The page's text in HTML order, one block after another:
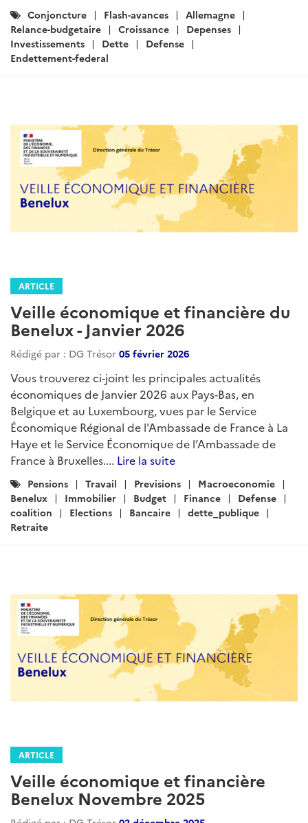
Catégories
:
Conjoncture Flash-avances
Allemagne
Relance-budgetaire
Croissance
Depenses
Investissements
Dette
Defense
Endettement-federal
ARTICLE
Veille économique et financière du
Benelux - Janvier 2026
Rédigé par : DG Trésor 05 février 2026
Vous trouverez ci-joint les principales actualités
économiques de Janvier 2026 aux Pays-Bas, en
Belgique et au Luxembourg, vues par le Service
Économique Régional de l'Ambassade de France à La
Haye et le Service Économique de l’Ambassade de
France à Bruxelles.... Lire la suite
Catégories
:
Pensions Travail Previsions
Macroeconomie
Benelux
Immobilier Budget Finance
Defense
coalition
Elections Bancaire
dette_publique
Retraite
ARTICLE
Veille économique et financière
Benelux Novembre 2025